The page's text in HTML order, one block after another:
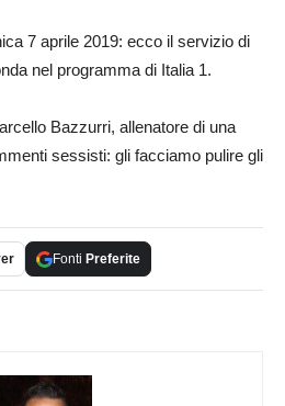
7 aprile 2019: ecco il servizio di
nel programma di Italia 1.
Bazzurri, allenatore di una
sessisti: gli facciamo pulire gli
Fonti Preferite